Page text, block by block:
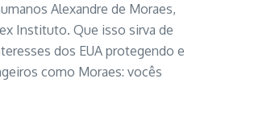
Alexandre de Moraes,
Instituto. Que isso sirva de
dos EUA protegendo e
como Moraes: vocês